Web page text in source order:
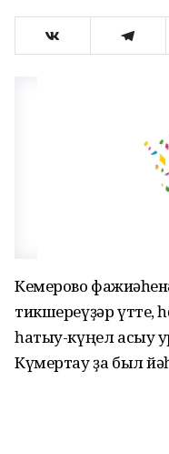
Кемерово
тикшереүҙәр үтте,
һатыу-күңел асыу
Күмертау ҙа был